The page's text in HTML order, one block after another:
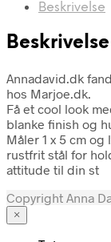
Beskrivelse
Beskrivelse
Annadavid.dk
hos Marjoe.dk.
Få et cool look
blanke finish og
Måler 1 x 5 cm
rustfrit stål for
attitude til din st
Copyright Anna
×